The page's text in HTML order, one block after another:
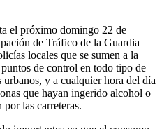
el próximo domingo 22 de
de Tráfico de la Guardia
locales que se sumen a la
de control en todo tipo de
urbanos, y a cualquier hora del día
que hayan ingerido alcohol o
las carreteras.